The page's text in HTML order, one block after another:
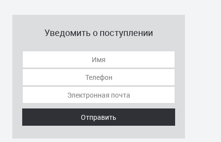
Уведомить о поступлении
Отправить